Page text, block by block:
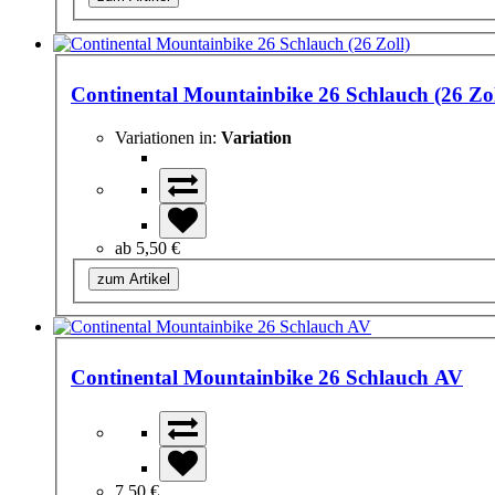
Continental Mountainbike 26 Schlauch (26
Variationen in: Variation
ab 5,50 €
zum Artikel
Continental Mountainbike 26 Schlauch AV
7,50 €